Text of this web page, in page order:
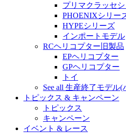
プリマクラッセ
PHOENIXシリー
HYPEシリーズ
インポートモデル
RCヘリコプター旧製品
EPヘリコプター
GPヘリコプター
トイ
See all 生産終了モデル
トピックス & キャンペーン
トピックス
キャンペーン
イベント & レース